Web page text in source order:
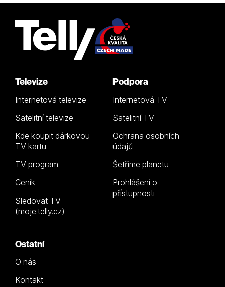
Televize
Internetová televize
Satelitní televize
Kde koupit dárkovou
TV kartu
TV program
Ceník
Sledovat TV
(moje.telly.cz)
Podpora
Internetová TV
Satelitní TV
Ochrana osobních
údajů
Šetříme planetu
Prohlášení o
přístupnosti
Ostatní
O nás
Kontakt